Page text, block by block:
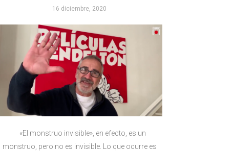
16 diciembre, 2020
«El monstruo invisible», en efecto, es un
monstruo, pero no es invisible. Lo que ocurre es